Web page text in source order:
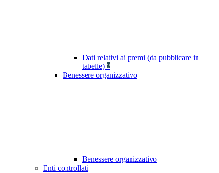
Dati relativi ai premi (da pubblicare in
tabelle) 2
Benessere organizzativo
Benessere organizzativo
Enti controllati